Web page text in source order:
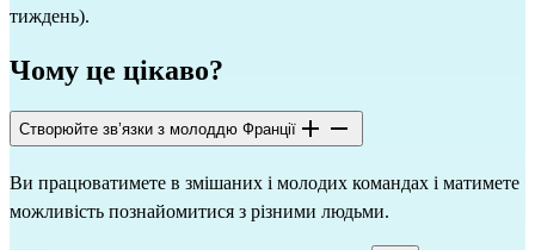
тиждень).
Чому це цікаво?
Створюйте зв’язки з молоддю Франції
Ви працюватимете в змішаних і молодих командах і матимете
можливість познайомитися з різними людьми.